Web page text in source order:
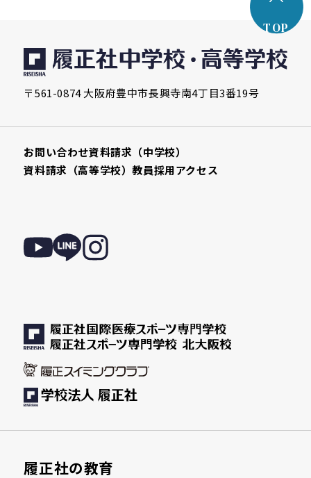
TOP
〒561-0874 大阪府豊中市長興寺南4丁目3番19号
お問い合わせ資料請求（中学校）
資料請求（高等学校）教員採用アクセス
履正社の教育